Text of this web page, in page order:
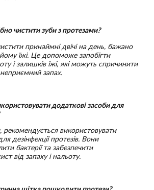
чистити зуби з протезами?
принаймні двічі на день, бажано
їжі. Це допоможе запобігти
і залишків їжі, які можуть спричинити
запах.
додаткові засоби для
рекомендується використовувати
дезінфекції протезів. Вони
бактерії та забезпечити
від запаху і нальоту.